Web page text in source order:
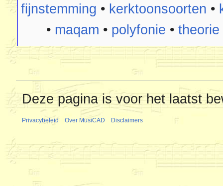
fijnstemming • kerktoonsoorten •
• maqam • polyfonie •theorie
Deze pagina is voor het laatst
Privacybeleid Over MusiCAD Disclaimers